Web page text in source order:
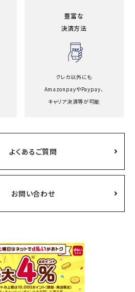
豊富な
決済方法
クレカ以外にも
AmazonpayやPaypay、
キャリア決済等が可能
よくあるご質問
お問い合わせ